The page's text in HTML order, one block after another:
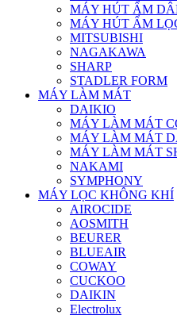
MÁY HÚT ẨM
MÁY HÚT ẨM
MITSUBISHI
NAGAKAWA
SHARP
STADLER FORM
MÁY LÀM MÁT
DAIKIO
MÁY LÀM MÁT
MÁY LÀM MÁT
MÁY LÀM MÁT
NAKAMI
SYMPHONY
MÁY LỌC KHÔNG KHÍ
AIROCIDE
AOSMITH
BEURER
BLUEAIR
COWAY
CUCKOO
DAIKIN
Electrolux